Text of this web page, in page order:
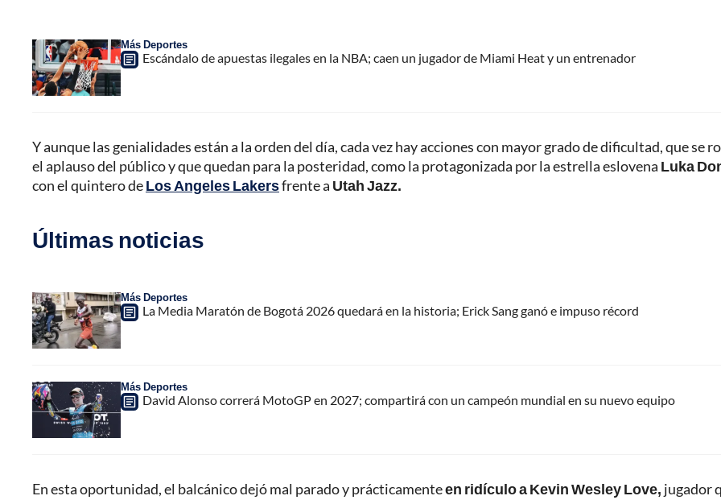
Más Deportes
Escándalo de apuestas ilegales en la NBA; caen un jugador de Miami Heat y un entrenador
Y aunque las genialidades están a la orden del día, cada vez hay acciones con mayor grado de dificultad, que se
el aplauso del público y que quedan para la posteridad, como la protagonizada por la estrella eslovena Luka
con el quintero deLos Angeles Lakersfrente a Utah Jazz.
Últimas noticias
Más Deportes
La Media Maratón de Bogotá 2026 quedará en la historia; Erick Sang ganó e impuso récord
Más Deportes
David Alonso correrá MotoGP en 2027; compartirá con un campeón mundial en su nuevo equipo
En esta oportunidad, el balcánico dejó mal parado y prácticamenteen ridículo a Kevin Wesley Love, jugador